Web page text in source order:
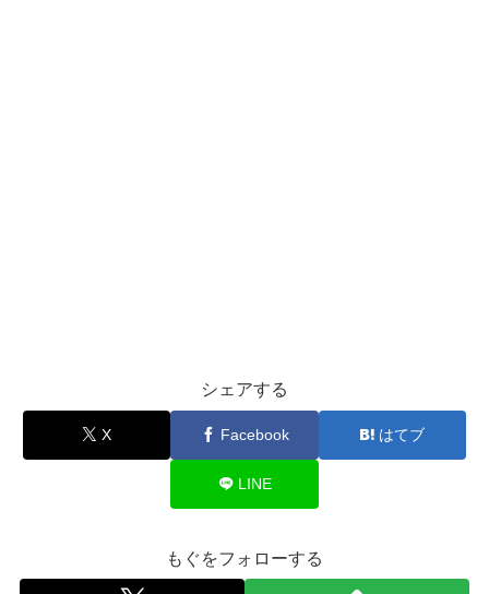
シェアする
X Facebook はてブ
LINE
もぐをフォローする